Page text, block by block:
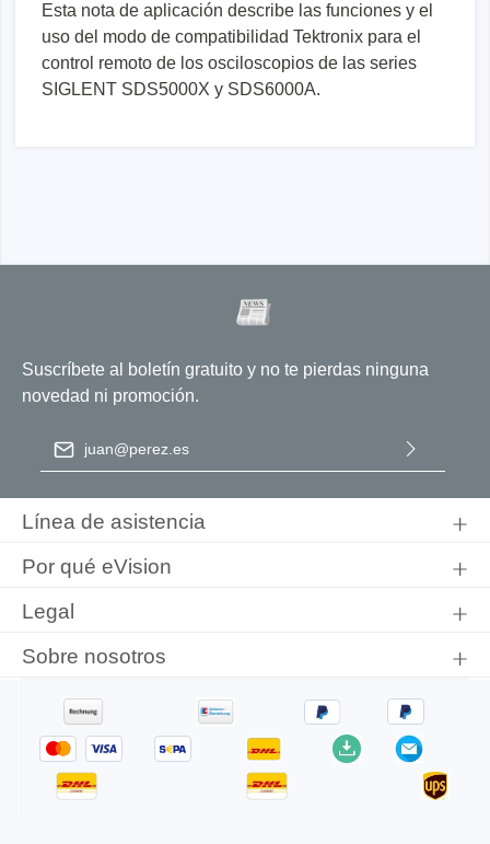
Esta nota de aplicación describe las funciones y el
uso del modo de compatibilidad Tektronix para el
control remoto de los osciloscopios de las series
SIGLENT SDS5000X y SDS6000A.
Suscríbete al boletín gratuito y no te pierdas ninguna
novedad ni promoción.
Dirección de correo electrónico
términos y condiciones generales
Línea de asistencia
Por qué eVision
Legal
Sobre nosotros